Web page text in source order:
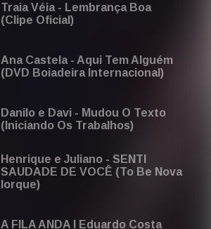
Traia Véia - Lembrança Boa
(Clipe Oficial)
Ana Castela - Aqui Tem Alguém
(DVD Boiadeira Internacional)
Danilo e Davi - Mudou O Texto
(Iniciando Os Trabalhos)
Henrique e Juliano - SENTI
SAUDADE DE VOCÊ (To Be Nova
Iorque)
A FILA ANDA l Eduardo Costa